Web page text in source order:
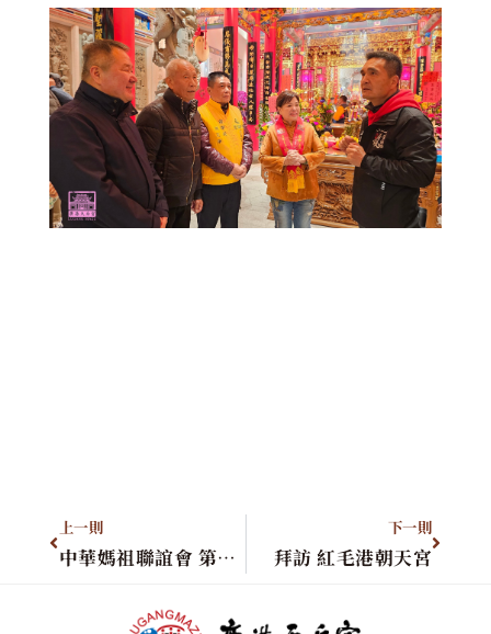
上一則
中華媽祖聯誼會 第二屆第十一次理事會
下一則
拜訪 紅毛港朝天宮